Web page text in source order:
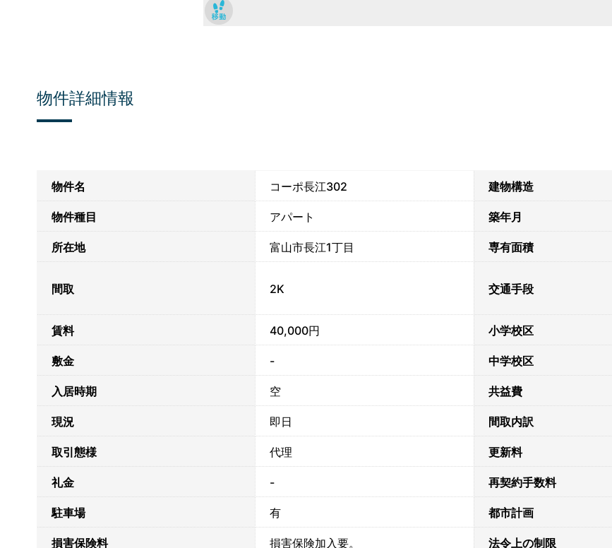
物件詳細情報
物件名 コーポ長江302 建物構造
物件種目 アパート 築年月
所在地 富山市長江1丁目 専有面積
間取 2K 交通手段
賃料 40,000円 小学校区
敷金 - 中学校区
入居時期 空 共益費
現況 即日 間取内訳
取引態様 代理 更新料
礼金 - 再契約手数料
駐車場 有 都市計画
損害保険料 損害保険加入要。 法令上の制限